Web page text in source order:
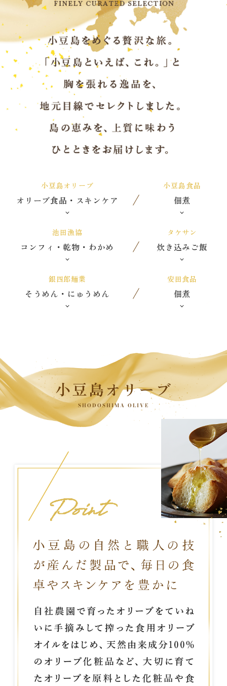
小豆島オリーブ
オリーブ食品・スキンケア
小豆島食品
佃煮
池田漁協
コンフィ・乾物・わかめ
タケサン
炊き込みご飯
銀四郎麺業
そうめん・にゅうめん
安田食品
佃煮
小豆島オリーブ
SHODOSHIMA OLIVE